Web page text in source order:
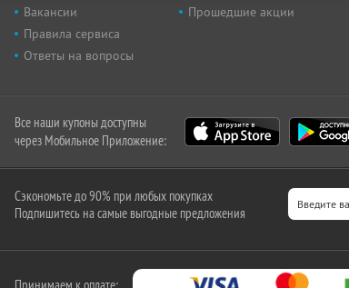
Вакансии
Правила сервиса
Ответы на вопросы
Прошедшие акции
Все наши купоны доступны
через Мобильное Приложение:
Сэкономьте до 90% при любых покупках
Подпишитесь на самые выгодные предложения